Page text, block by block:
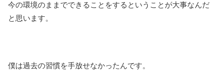
今の環境のままでできることをするということが大事なんだ
と思います。
僕は過去の習慣を手放せなかったんです。